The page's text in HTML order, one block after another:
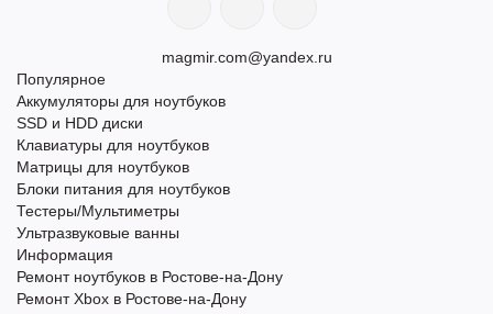
magmir.com@yandex.ru
Популярное
Аккумуляторы для ноутбуков
SSD и HDD диски
Клавиатуры для ноутбуков
Матрицы для ноутбуков
Блоки питания для ноутбуков
Тестеры/Мультиметры
Ультразвуковые ванны
Информация
Ремонт ноутбуков в Ростове-на-Дону
Ремонт Xbox в Ростове-на-Дону